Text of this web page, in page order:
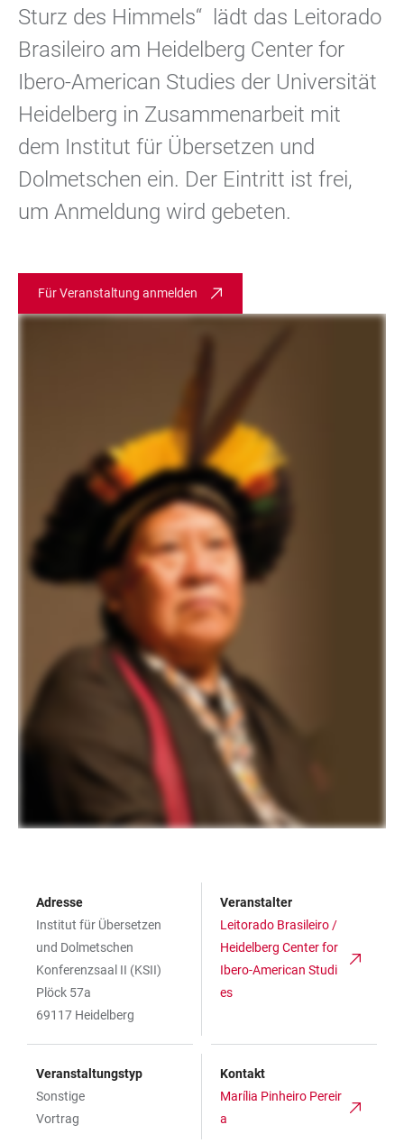
Sturz des Himmels“ lädt das Leitorado
Brasileiro am Heidelberg Center for
Ibero-American Studies der Universität
Heidelberg in Zusammenarbeit mit
dem Institut für Übersetzen und
Dolmetschen ein. Der Eintritt ist frei,
um Anmeldung wird gebeten.
Für Veranstaltung anmelden
Adresse
Institut für Übersetzen
und Dolmetschen
Konferenzsaal II (KSII)
Plöck 57a
69117 Heidelberg
Veranstalter
Leitorado Brasileiro /
Heidelberg Center for
Ibero-American Studi
es
Veranstaltungstyp
Sonstige
Vortrag
Kontakt
Marília Pinheiro Pereir
a